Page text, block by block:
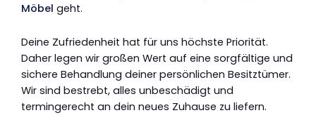
Möbel geht.
Deine Zufriedenheit hat für uns höchste Priorität.
Daher legen wir großen Wert auf eine sorgfältige und
sichere Behandlung deiner persönlichen Besitztümer.
Wir sind bestrebt, alles unbeschädigt und
termingerecht an dein neues Zuhause zu liefern.